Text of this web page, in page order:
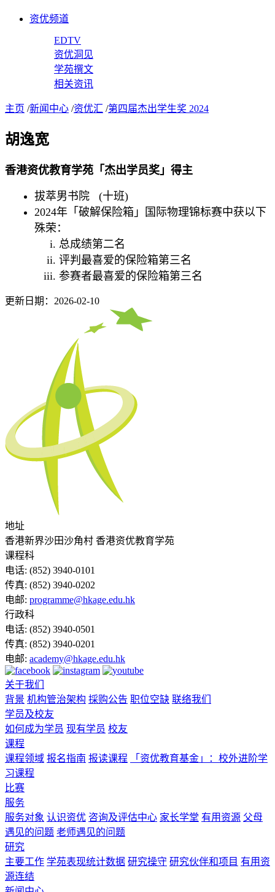
资优频道
EDTV
资优洞见
学苑撰文
相关资讯
主页 /新闻中心 /资优汇 /第四届杰出学生奖 2024
胡逸宽
香港资优教育学苑「杰出学员奖」得主
拔萃男书院 (十班)
2024年「破解保险箱」国际物理锦标赛中获以下
殊荣：
总成绩第二名
评判最喜爱的保险箱第三名
参赛者最喜爱的保险箱第三名
更新日期：2026-02-10
地址
香港新界沙田沙角村 香港资优教育学苑
课程科
电话: (852) 3940-0101
传真: (852) 3940-0202
电邮: programme@hkage.edu.hk
行政科
电话: (852) 3940-0501
传真: (852) 3940-0201
电邮: academy@hkage.edu.hk
关于我们
背景 机构管治架构 採购公告 职位空缺 联络我们
学员及校友
如何成为学员 现有学员 校友
课程
课程领域 报名指南 报读课程
「资优教育基金」：校外进阶学
习课程
比赛
服务
服务对象 认识资优 咨询及评估中心 家长学堂 有用资源 父母
遇见的问题 老师遇见的问题
研究
主要工作 学苑表现统计数据 研究操守 研究伙伴和项目 有用资
源连结